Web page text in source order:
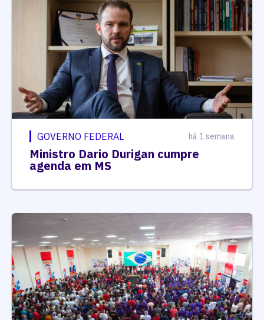
GOVERNO FEDERAL há 1 semana
Ministro Dario Durigan cumpre
agenda em MS